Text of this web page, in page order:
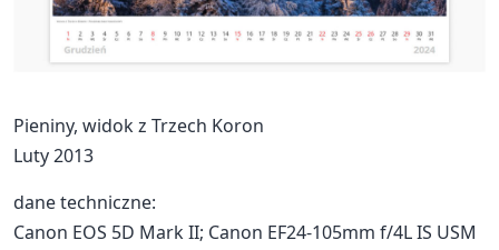
Pieniny, widok z Trzech Koron
Luty 2013
dane techniczne:
Canon EOS 5D Mark II; Canon EF24-105mm f/4L IS USM